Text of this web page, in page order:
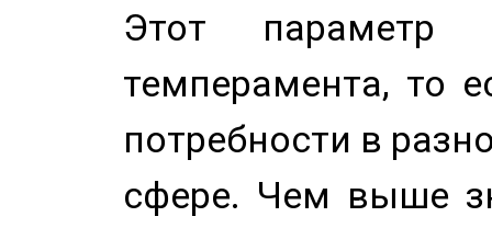
Этот параметр
темперамента, то
потребности в
сфере. Чем выше